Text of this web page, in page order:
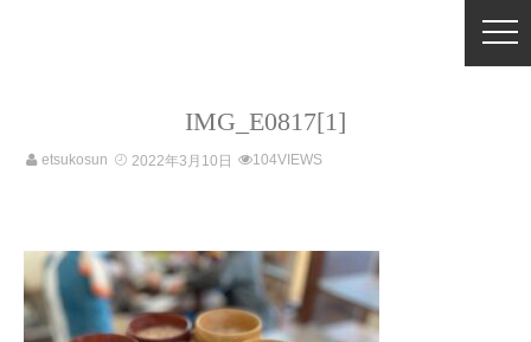
IMG_E0817[1]
etsukosun 2022年3月10日 104VIEWS